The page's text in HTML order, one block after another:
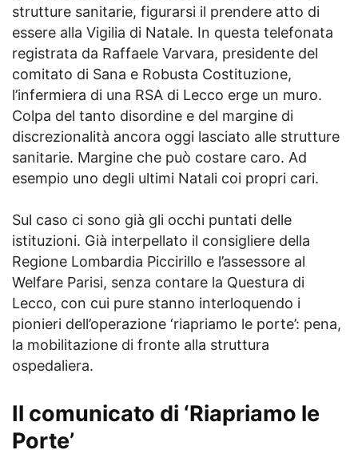
strutture sanitarie, figurarsi il prendere atto di
essere alla Vigilia di Natale. In questa telefonata
registrata da Raffaele Varvara, presidente del
comitato di Sana e Robusta Costituzione,
l’infermiera di una RSA di Lecco erge un muro.
Colpa del tanto disordine e del margine di
discrezionalità ancora oggi lasciato alle strutture
sanitarie. Margine che può costare caro. Ad
esempio uno degli ultimi Natali coi propri cari.
Sul caso ci sono già gli occhi puntati delle
istituzioni. Già interpellato il consigliere della
Regione Lombardia Piccirillo e l’assessore al
Welfare Parisi, senza contare la Questura di
Lecco, con cui pure stanno interloquendo i
pionieri dell’operazione ‘riapriamo le porte’: pena,
la mobilitazione di fronte alla struttura
ospedaliera.
Il comunicato di ‘Riapriamo le
Porte’